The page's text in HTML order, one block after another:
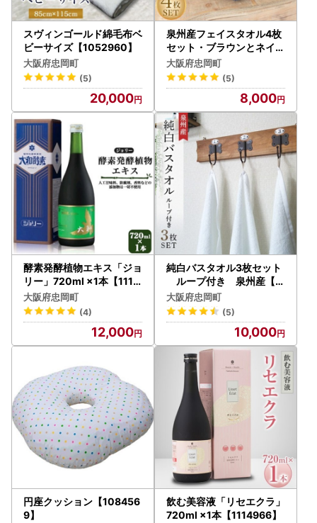
スヴィンゴールド綿毛布ベ
ビーサイズ【1052960】
大阪府忠岡町
(5)
20,000
泉州産フェイスタオル4枚
セット・ブラウンとネイビ
ー【1082360】
大阪府忠岡町
(5)
8,000
酵素発酵植物エキス「ジョ
リー」720ml ×1本【1114
965】
大阪府忠岡町
(4)
12,000
純白バスタオル3枚セット
ループ付き 泉州産【1
052959】
大阪府忠岡町
(5)
10,000
円座クッション【108456
9】
飲む美容液「リセエクラ」
720ml ×1本【1114966】